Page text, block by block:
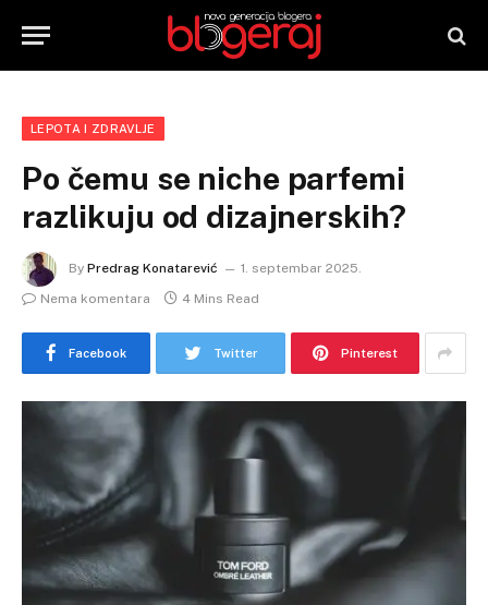
LEPOTA I ZDRAVLJE
Po čemu se niche parfemi
razlikuju od dizajnerskih?
By Predrag Konatarević
1. septembar 2025.
Nema komentara
4 Mins Read
Facebook Twitter Pinterest